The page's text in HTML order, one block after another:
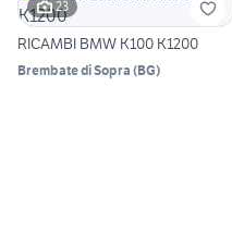
23
RICAMBI BMW K100 K1200
Brembate di Sopra (BG)